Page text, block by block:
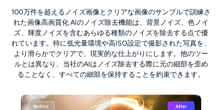
100万件を超えるノイズ画像とクリアな画像のサンプルで訓練さ
れた画像高画質化 AIのノイズ除去機能は、背景ノイズ、色ノイ
ズ、輝度ノイズを含むあらゆる種類のノイズを除去する点で優
れています。特に低光量環境や高ISO設定で撮影された写真を、
より滑らかでクリアで、現実的な仕上がりにします。他のツー
ルとは異なり、当社のAIはノイズ除去する際に元の細部を歪め
ることなく、すべての細部を保持することを約束できます。